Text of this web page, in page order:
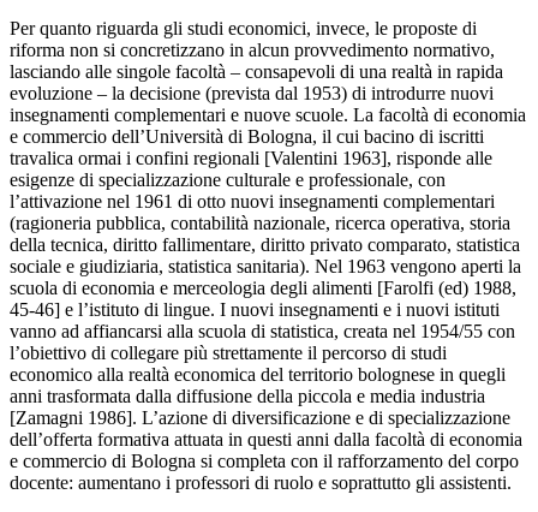
Per quanto riguarda gli studi economici, invece, le proposte di
riforma non si concretizzano in alcun provvedimento normativo,
lasciando alle singole facoltà – consapevoli di una realtà in rapida
evoluzione – la decisione (prevista dal 1953) di introdurre nuovi
insegnamenti complementari e nuove scuole. La facoltà di economia
e commercio dell’Università di Bologna, il cui bacino di iscritti
travalica ormai i confini regionali [Valentini 1963], risponde alle
esigenze di specializzazione culturale e professionale, con
l’attivazione nel 1961 di otto nuovi insegnamenti complementari
(ragioneria pubblica, contabilità nazionale, ricerca operativa, storia
della tecnica, diritto fallimentare, diritto privato comparato, statistica
sociale e giudiziaria, statistica sanitaria). Nel 1963 vengono aperti la
scuola di economia e merceologia degli alimenti [Farolfi (ed) 1988,
45-46] e l’istituto di lingue. I nuovi insegnamenti e i nuovi istituti
vanno ad affiancarsi alla scuola di statistica, creata nel 1954/55 con
l’obiettivo di collegare più strettamente il percorso di studi
economico alla realtà economica del territorio bolognese in quegli
anni trasformata dalla diffusione della piccola e media industria
[Zamagni 1986]. L’azione di diversificazione e di specializzazione
dell’offerta formativa attuata in questi anni dalla facoltà di economia
e commercio di Bologna si completa con il rafforzamento del corpo
docente: aumentano i professori di ruolo e soprattutto gli assistenti.